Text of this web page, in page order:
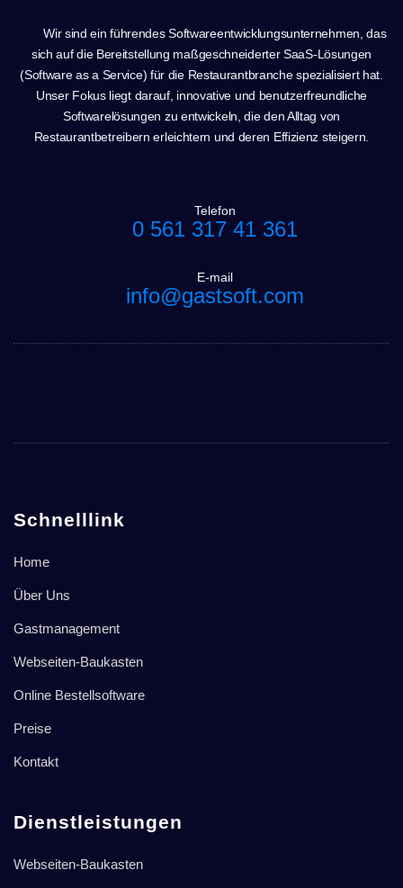
Wir sind ein führendes Softwareentwicklungsunternehmen, das
sich auf die Bereitstellung maßgeschneiderter SaaS-Lösungen
(Software as a Service) für die Restaurantbranche spezialisiert hat.
Unser Fokus liegt darauf, innovative und benutzerfreundliche
Softwarelösungen zu entwickeln, die den Alltag von
Restaurantbetreibern erleichtern und deren Effizienz steigern.
Telefon
0 561 317 41 361
E-mail
info@gastsoft.com
Schnelllink
Home
Über Uns
Gastmanagement
Webseiten-Baukasten
Online Bestellsoftware
Preise
Kontakt
Dienstleistungen
Webseiten-Baukasten